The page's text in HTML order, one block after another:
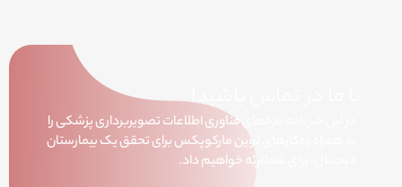
با ما در تماس باشید!
در این خبرنامه تازه‌های فناوری اطلاعات تصویربرداری پزشکی را
به همراه راه‌کارهای نوین مارکوپکس برای تحقق یک بیمارستان
دیجیتال، برای شما ارئه خواهیم داد.